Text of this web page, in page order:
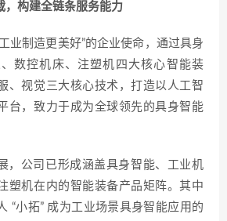
，构建全链条服务能力
业制造更美好”的企业使命，通过具身
数控机床、注塑机四大核心智能装
、视觉三大核心技术，打造以人工智
台，致力于成为全球领先的具身智能
，公司已形成涵盖具身智能、工业机
塑机在内的智能装备产品矩阵。其中
“小拓” 成为工业场景具身智能应用的